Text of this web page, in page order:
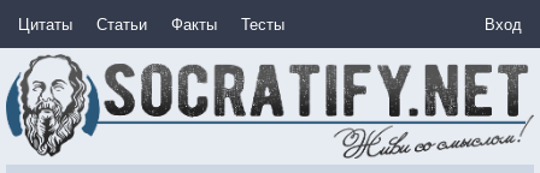
Цитаты Статьи Факты Тесты Вход